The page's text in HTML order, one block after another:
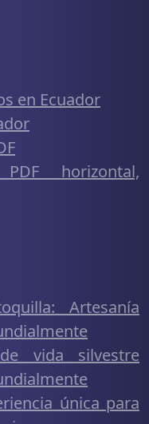
en Ecuador
horizontal,
Artesanía
vida silvestre
única para